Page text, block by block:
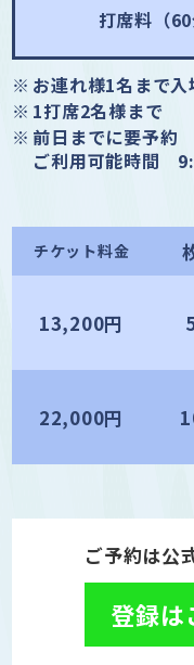
打席料（60
お連れ様1名まで
1打席2名様まで
前日までに要予約
ご利用可能時間
チケット料金
13,200円
22,000円
ご予約は公
登録は